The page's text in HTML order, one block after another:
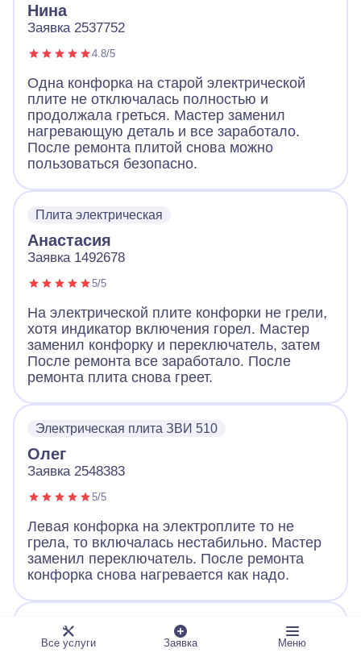
Нина
Заявка 2537752
4.8/5
Одна конфорка на старой электрической
плите не отключалась полностью и
продолжала греться. Мастер заменил
нагревающую деталь и все заработало.
После ремонта плитой снова можно
пользоваться безопасно.
Плита электрическая
Анастасия
Заявка 1492678
5/5
На электрической плите конфорки не грели,
хотя индикатор включения горел. Мастер
заменил конфорку и переключатель, затем
После ремонта все заработало. После
ремонта плита снова греет.
Электрическая плита ЗВИ 510
Олег
Заявка 2548383
5/5
Левая конфорка на электроплите то не
грела, то включалась нестабильно. Мастер
заменил переключатель. После ремонта
конфорка снова нагревается как надо.
Электрическая плита Candy
Виктория
Все услуги Заявка Меню